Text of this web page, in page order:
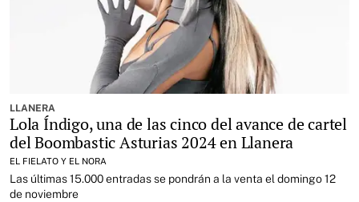
LLANERA
Lola Índigo, una de las cinco del avance de cartel
del Boombastic Asturias 2024 en Llanera
EL FIELATO Y EL NORA
Las últimas 15.000 entradas se pondrán a la venta el domingo 12
de noviembre